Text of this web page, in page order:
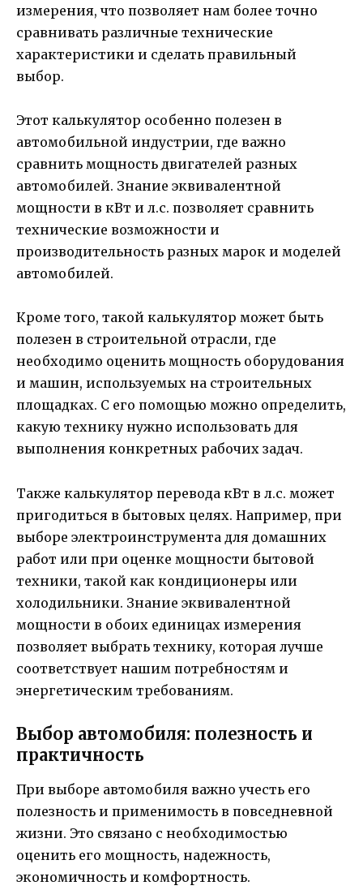
измерения, что позволяет нам более точно
сравнивать различные технические
характеристики и сделать правильный
выбор.
Этот калькулятор особенно полезен в
автомобильной индустрии, где важно
сравнить мощность двигателей разных
автомобилей. Знание эквивалентной
мощности в кВт и л.с. позволяет сравнить
технические возможности и
производительность разных марок и моделей
автомобилей.
Кроме того, такой калькулятор может быть
полезен в строительной отрасли, где
необходимо оценить мощность оборудования
и машин, используемых на строительных
площадках. С его помощью можно определить,
какую технику нужно использовать для
выполнения конкретных рабочих задач.
Также калькулятор перевода кВт в л.с. может
пригодиться в бытовых целях. Например, при
выборе электроинструмента для домашних
работ или при оценке мощности бытовой
техники, такой как кондиционеры или
холодильники. Знание эквивалентной
мощности в обоих единицах измерения
позволяет выбрать технику, которая лучше
соответствует нашим потребностям и
энергетическим требованиям.
Выбор автомобиля: полезность и
практичность
При выборе автомобиля важно учесть его
полезность и применимость в повседневной
жизни. Это связано с необходимостью
оценить его мощность, надежность,
экономичность и комфортность.